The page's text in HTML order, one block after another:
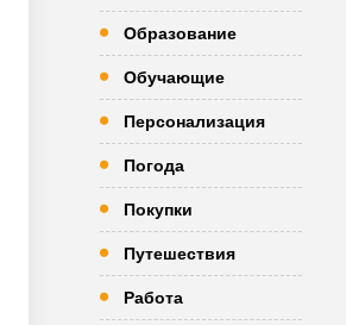
Образование
Обучающие
Персонализация
Погода
Покупки
Путешествия
Работа